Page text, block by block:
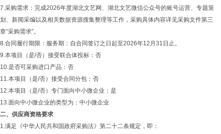
7.采购需求：完成2026年度湖北文艺网、湖北文艺微信公众号的账号运营、专题策
划、新闻采编以及相关数据资源搜集整理等工作，采购具体内容详见采购文件第三
章“采购需求”。
8.合同履行期限：服务期：自合同签订之日起至2026年12月31日止。
9.本项目（是/否）接受联合体投标：否
10.是否可采购进口产品：否
11.本项目（是/否）接受合同分包：否
12.本项目（是/否）专门面向中小微企业：是
13.面向中小微企业的类型为：中小微企业
二、供应商资格要求
1.满足《中华人民共和国政府采购法》第二十二条规定，即：